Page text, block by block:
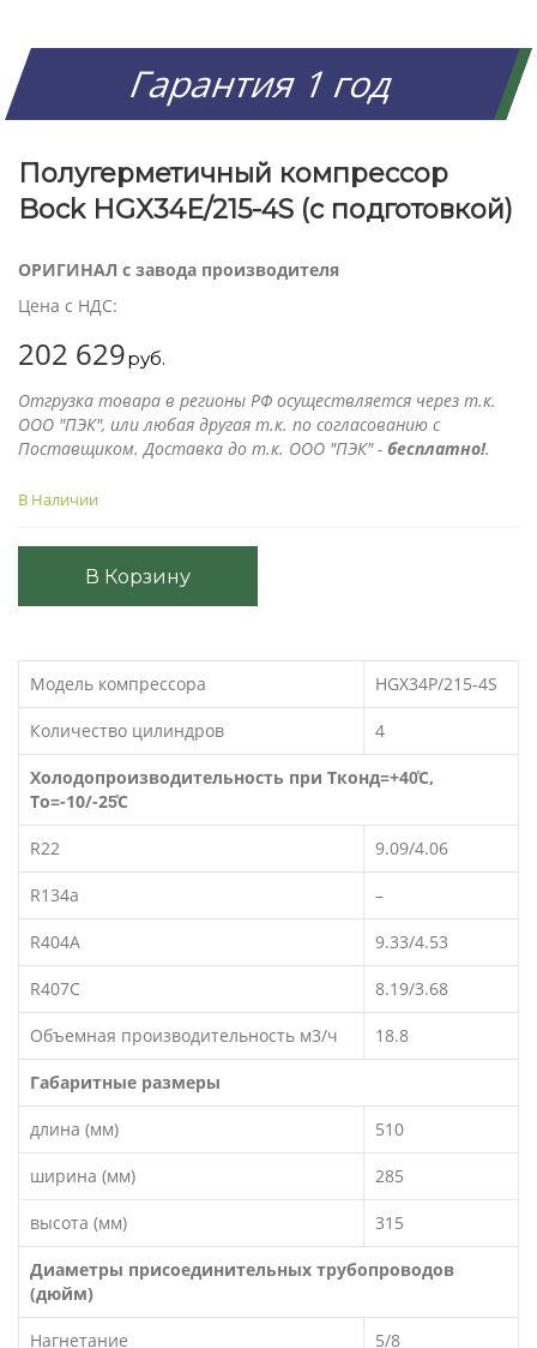
Гарантия 1 год
Полугерметичный компрессор
Bock HGX34E/215-4S (с подготовкой)
ОРИГИНАЛ с завода производителя
Цена с НДС:
202 629руб.
Отгрузка товара в регионы РФ осуществляется через т.к.
ООО "ПЭК", или любая другая т.к. по согласованию с
Поставщиком. Доставка до т.к. ООО "ПЭК" - бесплатно!.
В Наличии
В Корзину
Модель компрессора HGX34P/215-4S
Количество цилиндров 4
Холодопроизводительность при Тконд=+40̊C,
То=-10/-25̊C
R22 9.09/4.06
R134a –
R404A 9.33/4.53
R407C 8.19/3.68
Объемная производительность м3/ч 18.8
Габаритные размеры
длина (мм) 510
ширина (мм) 285
высота (мм) 315
Диаметры присоединительных трубопроводов
(дюйм)
Нагнетание 5/8